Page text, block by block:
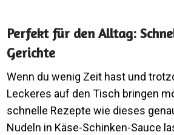
Perfekt für den Alltag:
Gerichte
Wenn du wenig Zeit hast und
Leckeres auf den Tisch bringen
schnelle Rezepte wie dieses
Nudeln in Käse-Schinken-Sauce